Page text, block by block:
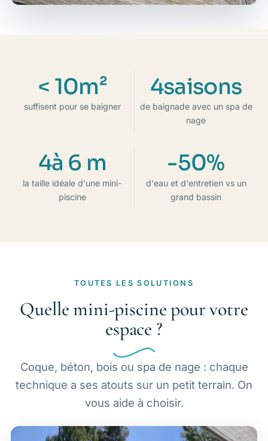
< 10m²
suffisent pour se baigner
4saisons
de baignade avec un spa de
nage
4à 6 m
la taille idéale d'une mini-
piscine
-50%
d'eau et d'entretien vs un
grand bassin
TOUTES LES SOLUTIONS
Quelle mini-piscine pour votre
espace ?
Coque, béton, bois ou spa de nage : chaque
technique a ses atouts sur un petit terrain. On
vous aide à choisir.